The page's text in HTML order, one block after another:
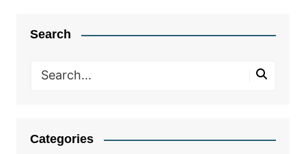
Search
Categories